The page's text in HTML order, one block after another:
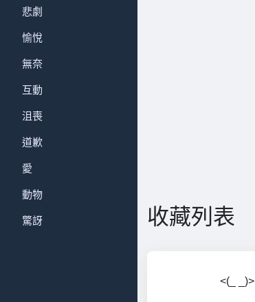
悲劇
愉悅
無奈
互動
沮喪
道歉
愛
動物
驚訝
收藏列表
<(_ _)>